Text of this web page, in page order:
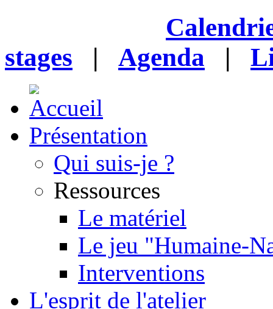
stages | Agenda |
Présentation
Qui suis-je ?
Ressources
Le matériel
Le jeu "Humaine-
Interventions
L'esprit de l'atelier